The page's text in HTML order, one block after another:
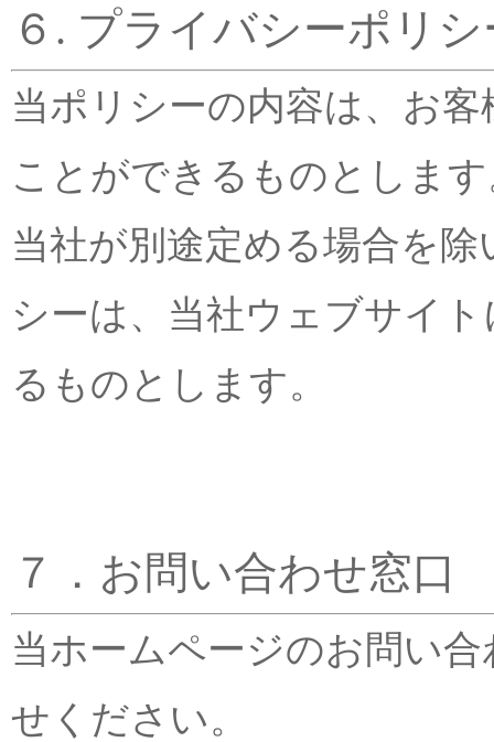
６. プライバシーポリ
当ポリシーの内容は、お
ことができるものとしま
当社が別途定める場合を
シーは、当社ウェブサイ
るものとします。
７．お問い合わせ窓口
当ホームページのお問い
せください。